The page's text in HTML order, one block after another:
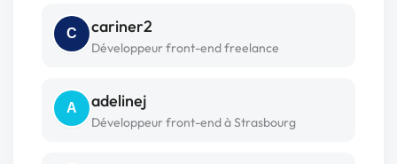
C cariner2
Développeur front-end freelance
A adelinej
Développeur front-end à Strasbourg